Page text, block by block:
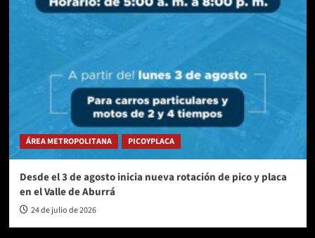
ÁREA METROPOLITANA PICOYPLACA
Desde el 3 de agosto inicia nueva rotación de pico y placa
en el Valle de Aburrá
24 de julio de 2026